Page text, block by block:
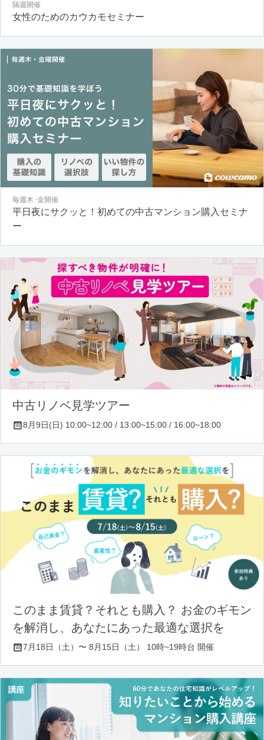
隔週開催
女性のためのカウカモセミナー
毎週木･金開催
平日夜にサクッと！初めての中古マンション購入セミナ
ー
中古リノベ見学ツアー
8月9日(日) 10:00~12:00 / 13:00~15:00 / 16:00~18:00
このまま賃貸？それとも購入？ お金のギモン
を解消し、あなたにあった最適な選択を
7月18日（土）〜 8月15日（土） 10時~19時台 開催